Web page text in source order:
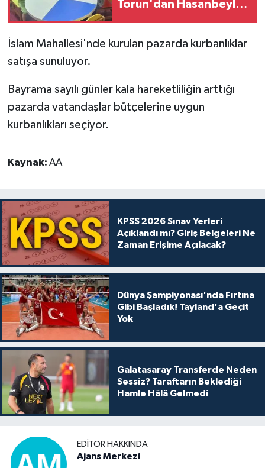
Torun'dan Hasanbeyli
İslam Mahallesi'nde kurulan pazarda kurbanlıklar
satışa sunuluyor.
Bayrama sayılı günler kala hareketliliğin arttığı
pazarda vatandaşlar bütçelerine uygun
kurbanlıkları seçiyor.
Kaynak: AA
KPSS 2026 Sınav Yerleri
Açıklandı mı? Giriş Belgeleri Ne
Zaman Erişime Açılacak?
Dünya Şampiyonası'nda Fırtına
Gibi Başladık! Tayland'a Geçit
Yok
Galatasaray Transferde Neden
Sessiz? Taraftarın Beklediği
Hamle Hâlâ Gelmedi
EDITÖR HAKKINDA
Ajans Merkezi